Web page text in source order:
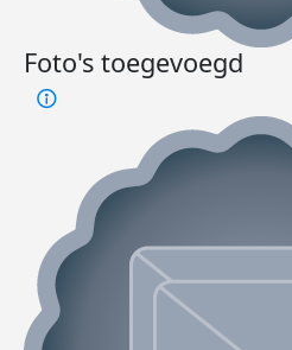
Foto's toegevoegd